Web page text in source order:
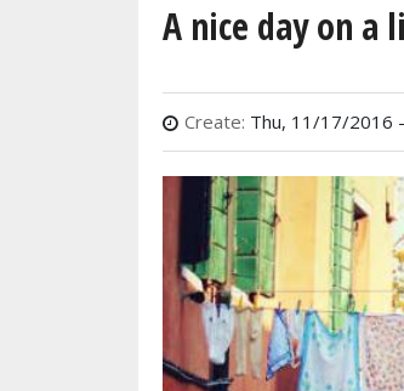
A nice day on a
Create: Thu, 11/17/2016